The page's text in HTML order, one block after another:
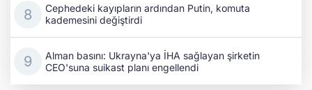
Cephedeki kayıpların ardından Putin, komuta
kademesini değiştirdi
Alman basını: Ukrayna'ya İHA sağlayan şirketin
CEO'suna suikast planı engellendi